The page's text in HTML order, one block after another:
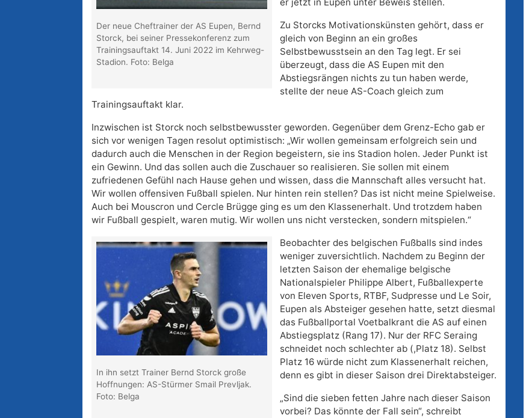
Der neue Cheftrainer der AS Eupen, Bernd
Storck, bei seiner Pressekonferenz zum
Trainingsauftakt 14. Juni 2022 im Kehrweg-
Stadion. Foto: Belga
er jetzt in Eupen unter Beweis stellen.
Zu Storcks Motivationskünsten gehört, dass er
gleich von Beginn an ein großes
Selbstbewusstsein an den Tag legt. Er sei
überzeugt, dass die AS Eupen mit den
Abstiegsrängen nichts zu tun haben werde,
stellte der neue AS-Coach gleich zum
Trainingsauftakt klar.
Inzwischen ist Storck noch selbstbewusster geworden. Gegenüber dem Grenz-Echo gab er
sich vor wenigen Tagen resolut optimistisch: „Wir wollen gemeinsam erfolgreich sein und
dadurch auch die Menschen in der Region begeistern, sie ins Stadion holen. Jeder Punkt ist
ein Gewinn. Und das sollen auch die Zuschauer so realisieren. Sie sollen mit einem
zufriedenen Gefühl nach Hause gehen und wissen, dass die Mannschaft alles versucht hat.
Wir wollen offensiven Fußball spielen. Nur hinten rein stellen? Das ist nicht meine Spielweise.
Auch bei Mouscron und Cercle Brügge ging es um den Klassenerhalt. Und trotzdem haben
wir Fußball gespielt, waren mutig. Wir wollen uns nicht verstecken, sondern mitspielen.“
In ihn setzt Trainer Bernd Storck große
Hoffnungen: AS-Stürmer Smail Prevljak.
Foto: Belga
Beobachter des belgischen Fußballs sind indes
weniger zuversichtlich. Nachdem zu Beginn der
letzten Saison der ehemalige belgische
Nationalspieler Philippe Albert, Fußballexperte
von Eleven Sports, RTBF, Sudpresse und Le Soir,
Eupen als Absteiger gesehen hatte, setzt diesmal
das Fußballportal Voetbalkrant die AS auf einen
Abstiegsplatz (Rang 17). Nur der RFC Seraing
schneidet noch schlechter ab (,Platz 18). Selbst
Platz 16 würde nicht zum Klassenerhalt reichen,
denn es gibt in dieser Saison drei Direktabsteiger.
„Sind die sieben fetten Jahre nach dieser Saison
vorbei? Das könnte der Fall sein“, schreibt